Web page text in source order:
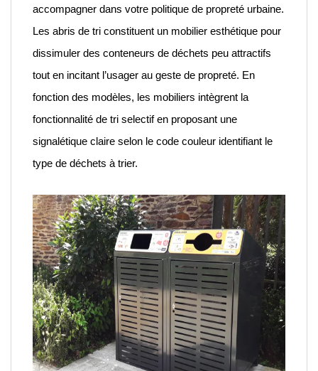
accompagner dans votre politique de propreté urbaine.
Les abris de tri constituent un mobilier esthétique pour
dissimuler des conteneurs de déchets peu attractifs
tout en incitant l’usager au geste de propreté. En
fonction des modèles, les mobiliers intègrent la
fonctionnalité de tri selectif en proposant une
signalétique claire selon le code couleur identifiant le
type de déchets à trier.